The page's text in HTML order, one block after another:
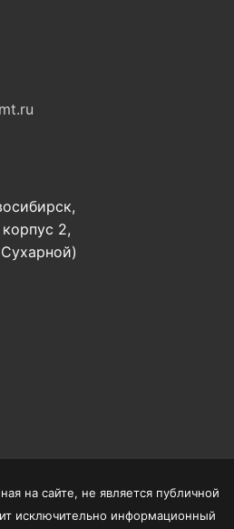
2,
на сайте, не является публичной
исключительно информационный